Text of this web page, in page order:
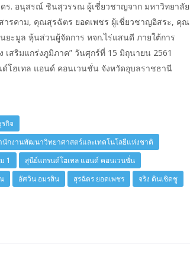
ร. อนุสรณ์ ชินสุวรรณ ผู้เชี่ยวชาญจาก มหาวิทยาลัย
รคาม, คุณสุรฉัตร ยอดเพชร ผู้เชี่ยวชาญอิสระ, คุณ
ะมูล หุ้นส่วนผู้จัดการ หจก.ไร่แสนดี ภายใต้การ
เสริมแกร่งภูมิภาค” วันศุกร์ที่ 15 มิถุนายน 2561
โฮเทล แอนด์ คอนเวนชั่น จังหวัดอุบลราชธานี
กิจ
นักงานพัฒนาวิทยาศาสตร์และเทคโนโลยีแห่งชาติ
1
สุนีย์แกรนด์โฮเทล แอนด์ คอนเวนชั่น
อัศวิน อมรสิน สุรฉัตร ยอดเพชร
จริง ดินเชิดชู